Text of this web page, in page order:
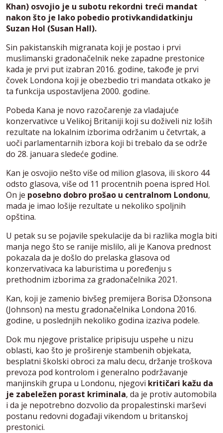
Khan) osvojio je u subotu rekordni treći mandat
nakon što je lako pobedio protivkandidatkinju
Suzan Hol (Susan Hall).
Sin pakistanskih migranata koji je postao i prvi
muslimanski gradonačelnik neke zapadne prestonice
kada je prvi put izabran 2016. godine, takođe je prvi
čovek Londona koji je obezbedio tri mandata otkako je
ta funkcija uspostavljena 2000. godine.
Pobeda Kana je novo razočarenje za vladajuće
konzervativce u Velikoj Britaniji koji su doživeli niz loših
rezultate na lokalnim izborima održanim u četvrtak, a
uoči parlamentarnih izbora koji bi trebalo da se održe
do 28. januara sledeće godine.
Kan je osvojio nešto više od milion glasova, ili skoro 44
odsto glasova, više od 11 procentnih poena ispred Hol.
On je posebno dobro prošao u centralnom Londonu,
mada je imao lošije rezultate u nekoliko spoljnih
opština.
U petak su se pojavile spekulacije da bi razlika mogla biti
manja nego što se ranije mislilo, ali je Kanova prednost
pokazala da je došlo do prelaska glasova od
konzervativaca ka laburistima u poređenju s
prethodnim izborima za gradonačelnika 2021.
Kan, koji je zamenio bivšeg premijera Borisa Džonsona
(Johnson) na mestu gradonačelnika Londona 2016.
godine, u poslednjih nekoliko godina izaziva podele.
Dok mu njegove pristalice pripisuju uspehe u nizu
oblasti, kao što je proširenje stambenih objekata,
besplatni školski obroci za malu decu, držanje troškova
prevoza pod kontrolom i generalno podržavanje
manjinskih grupa u Londonu, njegovi kritičari kažu da
je zabeležen porast kriminala, da je protiv automobila
i da je nepotrebno dozvolio da propalestinski marševi
postanu redovni događaji vikendom u britanskoj
prestonici.